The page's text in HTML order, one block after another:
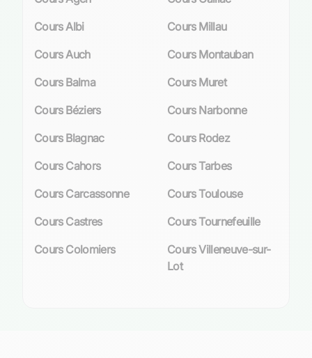
Cours Albi
Cours Auch
Cours Balma
Cours Béziers
Cours Blagnac
Cours Cahors
Cours Carcassonne
Cours Castres
Cours Colomiers
Cours Millau
Cours Montauban
Cours Muret
Cours Narbonne
Cours Rodez
Cours Tarbes
Cours Toulouse
Cours Tournefeuille
Cours Villeneuve-sur-
Lot